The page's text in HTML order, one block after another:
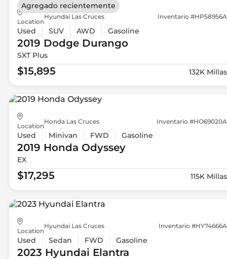
Location
Hyundai Las Cruces Inventario #HP58956A
Used SUV AWD Gasoline
2019 DodgeDurango
SXT Plus
$15,895 132K Millas
Agregado recientemente
Location
Honda Las Cruces Inventario #HO69020A
Used Minivan FWD Gasoline
2019 Honda Odyssey
EX
$17,295 115K Millas
Location
Hyundai Las Cruces Inventario #HY74666A
Used Sedan FWD Gasoline
2023 Hyundai Elantra